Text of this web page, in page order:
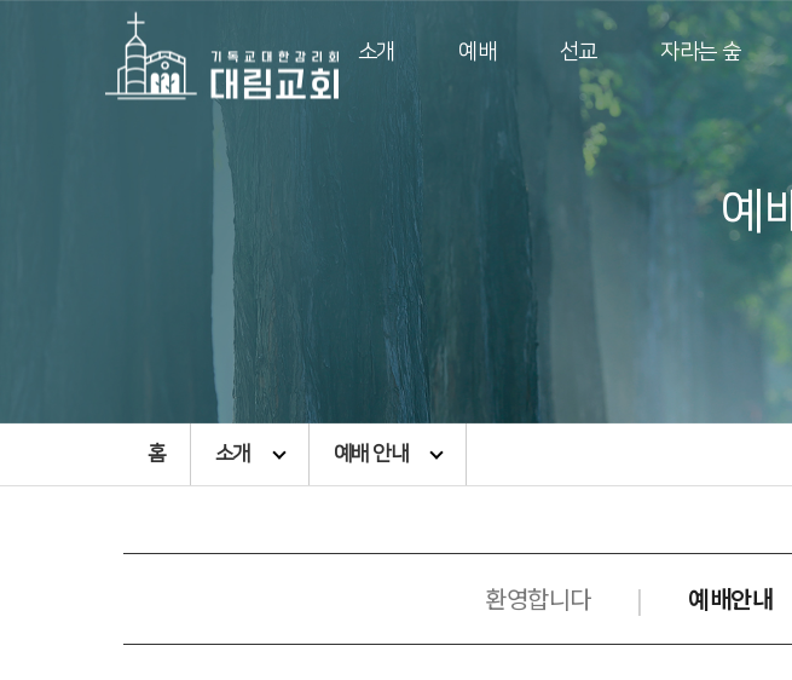
소개 예배 선교 자라는 숲
예
홈 소개 예배 안내
환영합니다 | 예배안내